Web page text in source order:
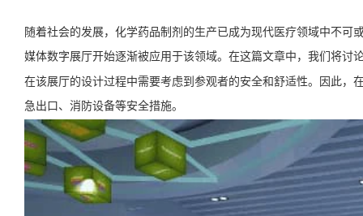
随着社会的发展，化学药品制剂的生产已成为现代医疗领域中不
媒体数字展厅开始逐渐被应用于该领域。在这篇文章中，我们将讨
在该展厅的设计过程中需要考虑到参观者的安全和舒适性。因此
急出口、消防设备等安全措施。